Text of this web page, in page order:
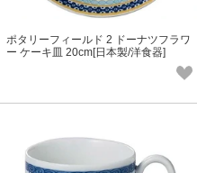
ポタリーフィールド 2 ドーナツフラワ
ー ケーキ皿 20cm[日本製/洋食器]